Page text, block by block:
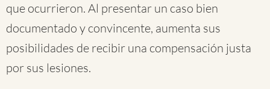
que ocurrieron. Al presentar un caso bien
documentado y convincente, aumenta sus
posibilidades de recibir una compensación justa
por sus lesiones.